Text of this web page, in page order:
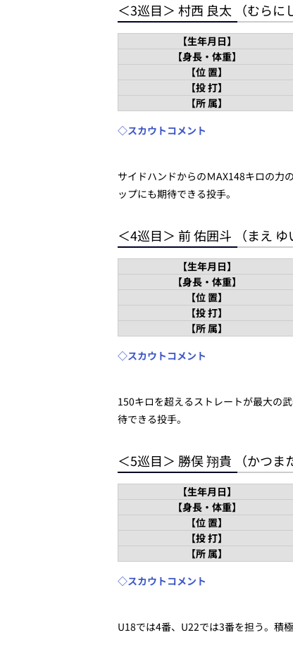
＜3巡目＞ 村西 良太 （むらに
【生年月日】
【身長・体重】
【位 置】
【投 打】
【所 属】
◇スカウトコメント
サイドハンドからのＭAX148キロの力
ップにも期待できる投手。
＜4巡目＞ 前 佑囲斗 （まえ ゆ
【生年月日】
【身長・体重】
【位 置】
【投 打】
【所 属】
◇スカウトコメント
150キロを超えるストレートが最大の
待できる投手。
＜5巡目＞ 勝俣 翔貴 （かつま
【生年月日】
【身長・体重】
【位 置】
【投 打】
【所 属】
◇スカウトコメント
U18では4番、U22では3番を担う。積